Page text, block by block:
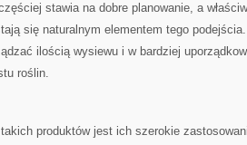
stawia na dobre planowanie, a
się naturalnym elementem tego
ilością wysiewu i w bardziej
roślin.
produktów jest ich szerokie